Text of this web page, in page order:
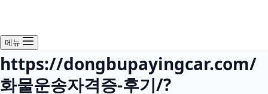
메뉴
https://dongbupayingcar.com/
화물운송자격증-후기/?